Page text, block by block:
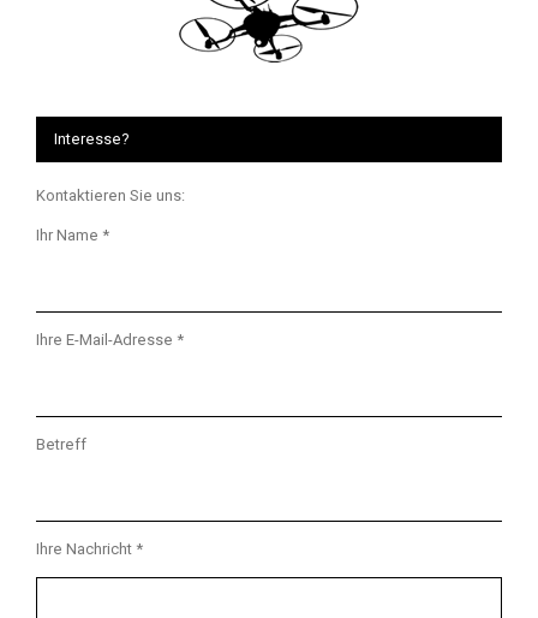
Interesse?
Kontaktieren Sie uns:
Ihr Name *
Ihre E-Mail-Adresse *
Betreff
Ihre Nachricht *